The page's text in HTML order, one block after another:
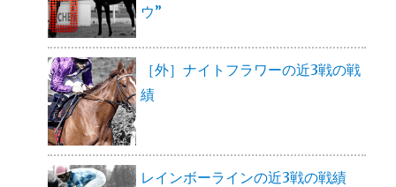
ウ”
［外］ナイトフラワーの近3戦の戦
績
レインボーラインの近3戦の戦績